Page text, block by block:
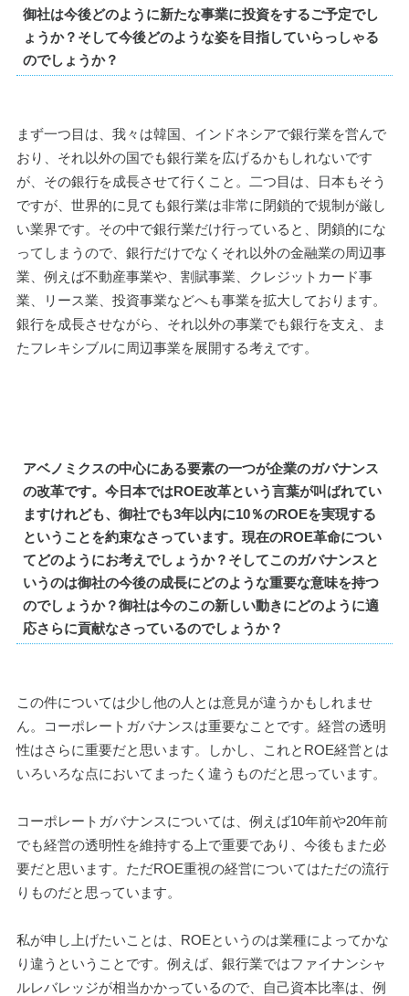
御社は今後どのように新たな事業に投資をするご予定でし
ょうか？そして今後どのような姿を目指していらっしゃる
のでしょうか？
まず一つ目は、我々は韓国、インドネシアで銀行業を営んで
おり、それ以外の国でも銀行業を広げるかもしれないです
が、その銀行を成長させて行くこと。二つ目は、日本もそう
ですが、世界的に見ても銀行業は非常に閉鎖的で規制が厳し
い業界です。その中で銀行業だけ行っていると、閉鎖的にな
ってしまうので、銀行だけでなくそれ以外の金融業の周辺事
業、例えば不動産事業や、割賦事業、クレジットカード事
業、リース業、投資事業などへも事業を拡大しております。
銀行を成長させながら、それ以外の事業でも銀行を支え、ま
たフレキシブルに周辺事業を展開する考えです。
アベノミクスの中心にある要素の一つが企業のガバナンス
の改革です。今日本ではROE改革という言葉が叫ばれてい
ますけれども、御社でも3年以内に10％のROEを実現する
ということを約束なさっています。現在のROE革命につい
てどのようにお考えでしょうか？そしてこのガバナンスと
いうのは御社の今後の成長にどのような重要な意味を持つ
のでしょうか？御社は今のこの新しい動きにどのように適
応さらに貢献なさっているのでしょうか？
この件については少し他の人とは意見が違うかもしれませ
ん。コーポレートガバナンスは重要なことです。経営の透明
性はさらに重要だと思います。しかし、これとROE経営とは
いろいろな点においてまったく違うものだと思っています。
コーポレートガバナンスについては、例えば10年前や20年前
でも経営の透明性を維持する上で重要であり、今後もまた必
要だと思います。ただROE重視の経営についてはただの流行
りものだと思っています。
私が申し上げたいことは、ROEというのは業種によってかな
り違うということです。例えば、銀行業ではファイナンシャ
ルレバレッジが相当かかっているので、自己資本比率は、例